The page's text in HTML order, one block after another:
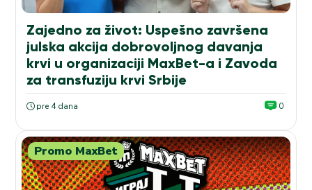
Zajedno za život: Uspešno završena
julska akcija dobrovoljnog davanja
krvi u organizaciji MaxBet-a i Zavoda
za transfuziju krvi Srbije
pre 4 dana 0
Promo MaxBet